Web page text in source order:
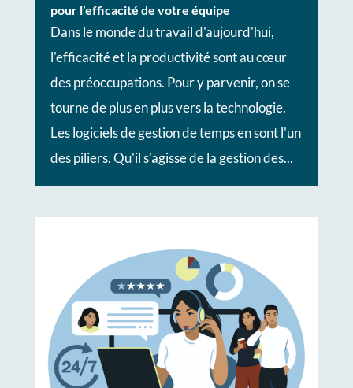
pour l’efficacité de votre équipe
Dans le monde du travail d'aujourd'hui,
l'efficacité et la productivité sont au cœur
des préoccupations. Pour y parvenir, on se
tourne de plus en plus vers la technologie.
Les logiciels de gestion de temps en sont l'un
des piliers. Qu'il s'agisse de la gestion des...